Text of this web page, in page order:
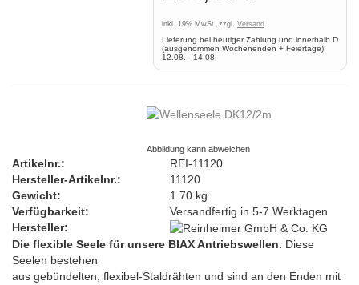
inkl. 19% MwSt. zzgl. Versand
Lieferung bei heutiger Zahlung und innerhalb D
(ausgenommen Wochenenden + Feiertage):
12.08. - 14.08.
Abbildung kann abweichen
Artikelnr.:
REI-11120
Hersteller-Artikelnr.:
11120
Gewicht:
1.70 kg
Verfügbarkeit:
Versandfertig in 5-7 Werktagen
Hersteller:
Die flexible Seele für unsere BIAX Antriebswellen. Diese
Seelen bestehen
aus gebündelten, flexibel-Staldrähten und sind an den Enden mit